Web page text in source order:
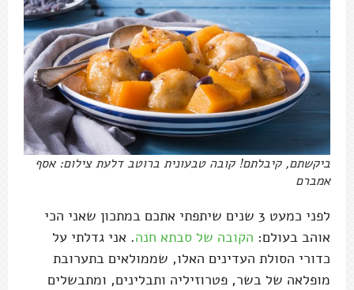
ביקשתם, קיבלתם! קובה טבעונית ברוטב דלעת צילום: אסף
אמברם
לפני כמעט 3 שנים שיתפתי אתכם במתכון שאני הכי
אוהב בעולם: הקובה של סבתא חנה. אני גדלתי על
כדורי הסולת העדינים האלו, שממולאים בתערובת
מופלאה של בשר, פטרוזיליה ותבלינים, ומתבשלים